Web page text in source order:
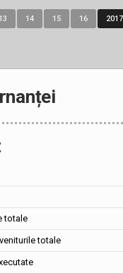
13 14 15 16 2017
totale
totale